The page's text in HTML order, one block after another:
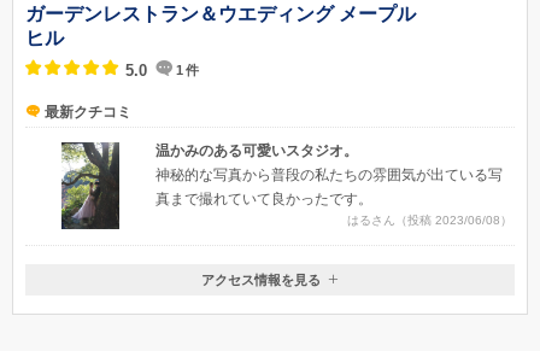
ガーデンレストラン＆ウエディング メープル
ヒル
5.0 1件
最新クチコミ
温かみのある可愛いスタジオ。
神秘的な写真から普段の私たちの雰囲気が出ている写
真まで撮れていて良かったです。
はるさん（投稿 2023/06/08）
山口県周南市徳山西北山7681-1
アクセス情報を見る